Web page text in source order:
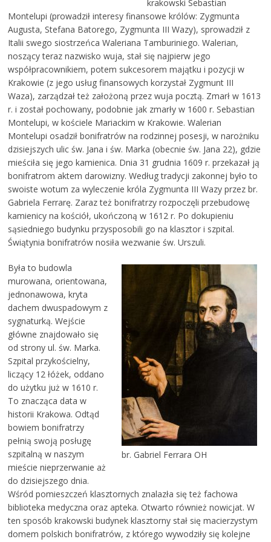
krakowski Sebastian
Montelupi (prowadził interesy finansowe królów: Zygmunta
Augusta, Stefana Batorego, Zygmunta III Wazy), sprowadził z
Italii swego siostrzeńca Waleriana Tamburiniego. Walerian,
noszący teraz nazwisko wuja, stał się najpierw jego
współpracownikiem, potem sukcesorem majątku i pozycji w
Krakowie (z jego usług finansowych korzystał Zygmunt III
Waza), zarządzał też założoną przez wuja pocztą. Zmarł w 1613
r. i został pochowany, podobnie jak zmarły w 1600 r. Sebastian
Montelupi, w kościele Mariackim w Krakowie. Walerian
Montelupi osadził bonifratrów na rodzinnej posesji, w narożniku
dzisiejszych ulic św. Jana i św. Marka (obecnie św. Jana 22), gdzie
mieściła się jego kamienica. Dnia 31 grudnia 1609 r. przekazał ją
bonifratrom aktem darowizny. Według tradycji zakonnej było to
swoiste wotum za wyleczenie króla Zygmunta III Wazy przez br.
Gabriela Ferrarę. Zaraz też bonifratrzy rozpoczęli przebudowę
kamienicy na kościół, ukończoną w 1612 r. Po dokupieniu
sąsiedniego budynku przysposobili go na klasztor i szpital.
Świątynia bonifratrów nosiła wezwanie św. Urszuli.
br. Gabriel Ferrara OH
Była to budowla
murowana, orientowana,
jednonawowa, kryta
dachem dwuspadowym z
sygnaturką. Wejście
główne znajdowało się
od strony ul. św. Marka.
Szpital przykościelny,
liczący 12 łóżek, oddano
do użytku już w 1610 r.
To znacząca data w
historii Krakowa. Odtąd
bowiem bonifratrzy
pełnią swoją posługę
szpitalną w naszym
mieście nieprzerwanie aż
do dzisiejszego dnia.
Wśród pomieszczeń klasztornych znalazła się też fachowa
biblioteka medyczna oraz apteka. Otwarto również nowicjat. W
ten sposób krakowski budynek klasztorny stał się macierzystym
domem polskich bonifratrów, z którego wywodziły się kolejne